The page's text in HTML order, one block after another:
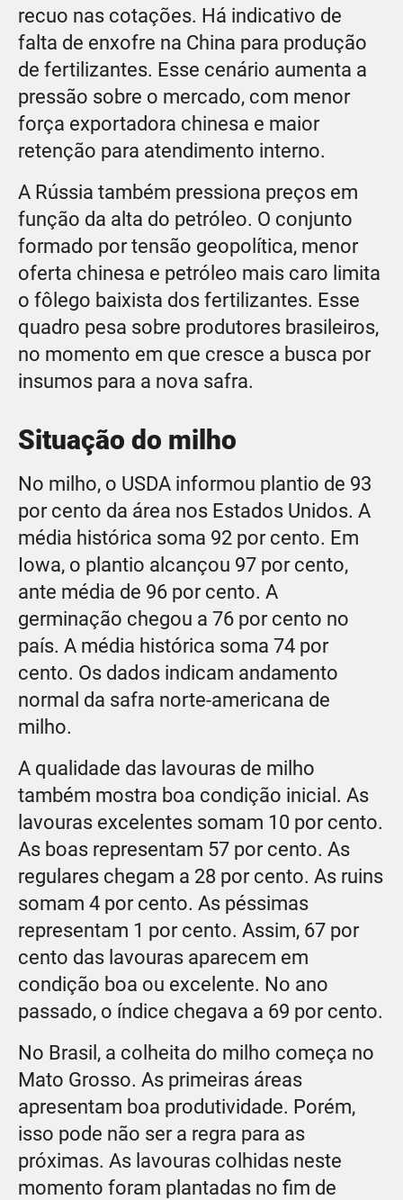
recuo nas cotações. Há indicativo de
falta de enxofre na China para produção
de fertilizantes. Esse cenário aumenta a
pressão sobre o mercado, com menor
força exportadora chinesa e maior
retenção para atendimento interno.
A Rússia também pressiona preços em
função da alta do petróleo. O conjunto
formado por tensão geopolítica, menor
oferta chinesa e petróleo mais caro limita
o fôlego baixista dos fertilizantes. Esse
quadro pesa sobre produtores brasileiros,
no momento em que cresce a busca por
insumos para a nova safra.
Situação do milho
No milho, o USDA informou plantio de 93
por cento da área nos Estados Unidos. A
média histórica soma 92 por cento. Em
Iowa, o plantio alcançou 97 por cento,
ante média de 96 por cento. A
germinação chegou a 76 por cento no
país. A média histórica soma 74 por
cento. Os dados indicam andamento
normal da safra norte-americana de
milho.
A qualidade das lavouras de milho
também mostra boa condição inicial. As
lavouras excelentes somam 10 por cento.
As boas representam 57 por cento. As
regulares chegam a 28 por cento. As ruins
somam 4 por cento. As péssimas
representam 1 por cento. Assim, 67 por
cento das lavouras aparecem em
condição boa ou excelente. No ano
passado, o índice chegava a 69 por cento.
No Brasil, a colheita do milho começa no
Mato Grosso. As primeiras áreas
apresentam boa produtividade. Porém,
isso pode não ser a regra para as
próximas. As lavouras colhidas neste
momento foram plantadas no fim de